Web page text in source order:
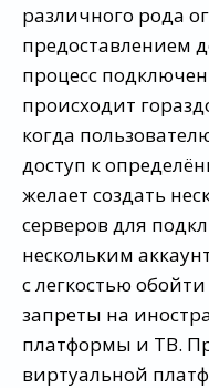
различного рода
предоставлением
процесс
происходит
когда
доступ к
желает создать
серверов для
нескольким
с легкостью
запреты на
платформы и ТВ.
виртуальной